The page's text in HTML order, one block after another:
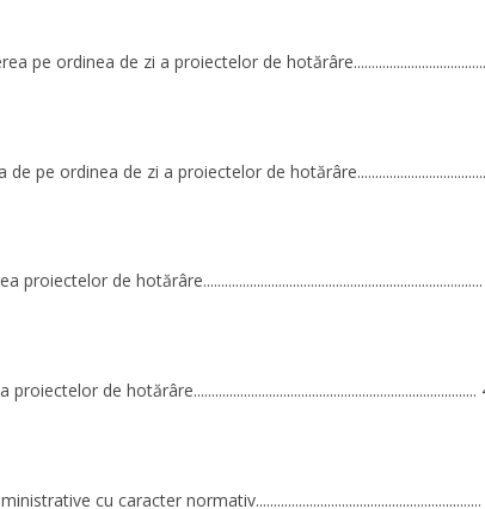
pe ordinea de zi a proiectelor de
de pe ordinea de zi a proiectelor de
proiectelor de
de hotărâre...............................................................................
cu caracter